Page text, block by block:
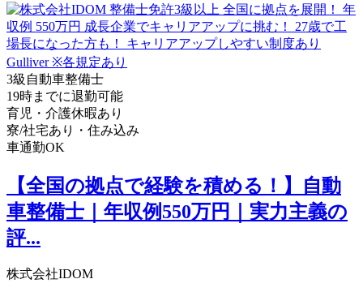
3級自動車整備士
19時までに退勤可能
育児・介護休暇あり
寮/社宅あり・住み込み
車通勤OK
【全国の拠点で経験を積める！】自動
車整備士｜年収例550万円｜実力主義の
評...
株式会社IDOM